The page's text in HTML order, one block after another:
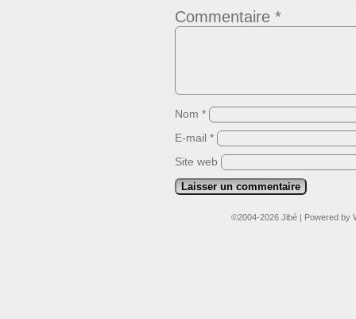
Commentaire *
Nom *
E-mail *
Site web
©2004-2026 Jibé | Powered by